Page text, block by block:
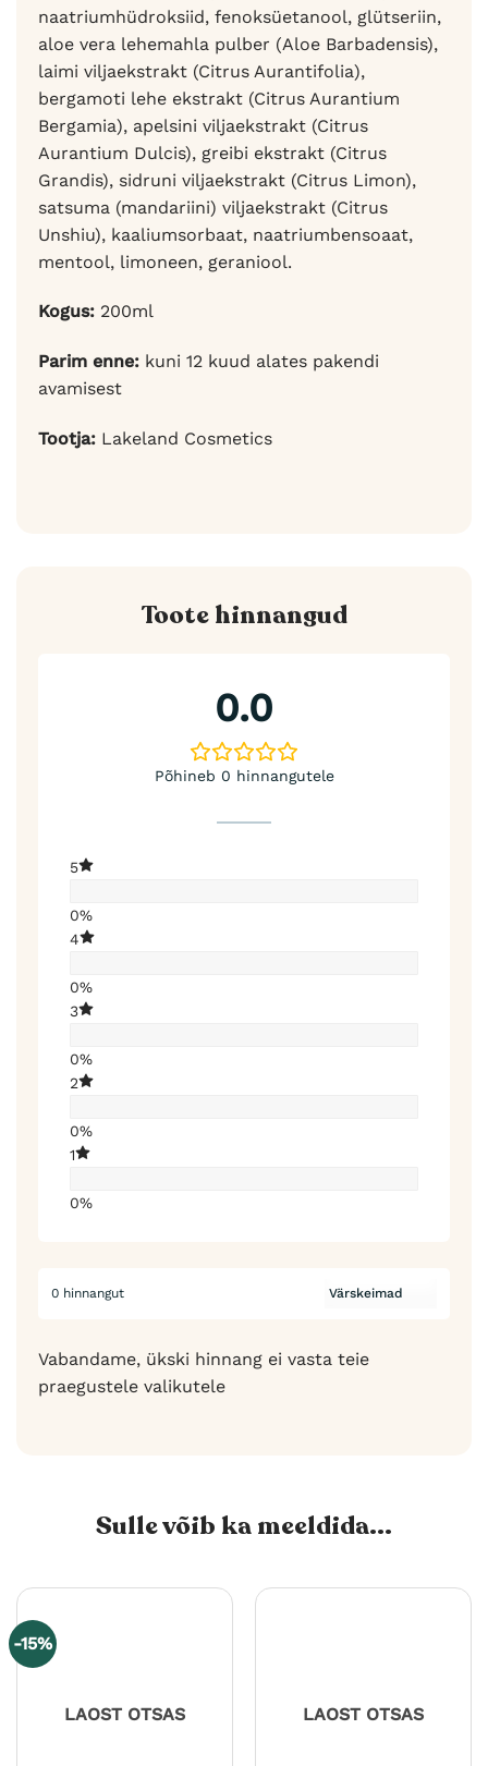
naatriumhüdroksiid, fenoksüetanool, glütseriin,
aloe vera lehemahla pulber (Aloe Barbadensis),
laimi viljaekstrakt (Citrus Aurantifolia),
bergamoti lehe ekstrakt (Citrus Aurantium
Bergamia), apelsini viljaekstrakt (Citrus
Aurantium Dulcis), greibi ekstrakt (Citrus
Grandis), sidruni viljaekstrakt (Citrus Limon),
satsuma (mandariini) viljaekstrakt (Citrus
Unshiu), kaaliumsorbaat, naatriumbensoaat,
mentool, limoneen, geraniool.
Kogus: 200ml
Parim enne: kuni 12 kuud alates pakendi
avamisest
Tootja: Lakeland Cosmetics
Toote hinnangud
0.0
Põhineb 0 hinnangutele
5
0%
4
0%
3
0%
2
0%
1
0%
0 hinnangut
Vabandame, ükski hinnang ei vasta teie
praegustele valikutele
Sulle võib ka meeldida...
-15%
LAOST OTSAS LAOST OTSAS